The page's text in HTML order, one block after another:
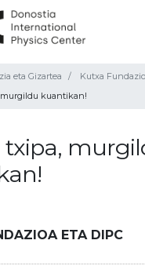
eta Gizartea
Kutxa
kuantikan!
ETA DIPC